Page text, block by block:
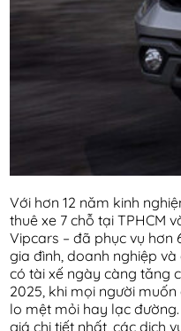
Với hơn 12 năm kinh
thuê xe 7 chỗ tại TPHCM
Vipcars – đã phục vụ hơn
gia đình, doanh nghiệp và
có tài xế ngày càng tăng
2025, khi mọi người
lo mệt mỏi hay lạc
giá chi tiết nhất, các dịch